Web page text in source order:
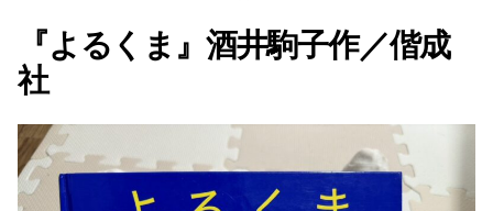
『よるくま』酒井駒子作／偕成
社